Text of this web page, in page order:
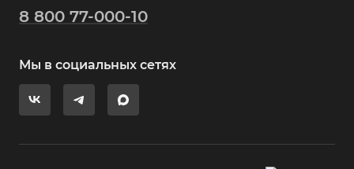
8 800 77-000-10
Мы в социальных сетях